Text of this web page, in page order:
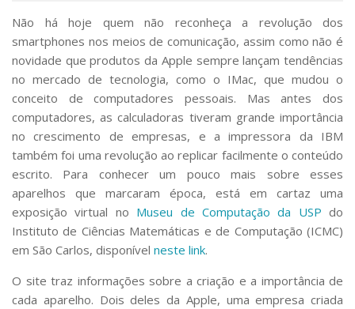
RH, Administrativo e Financeiro
Outros serviços
Comunicação
Assessorias e Mídias
Aplicativos e Sites
Jornal da USP
Agenda de Eventos
Defesa de Teses
Não há hoje quem não reconheça a revolução dos
smartphones nos meios de comunicação, assim como não é
novidade que produtos da Apple sempre lançam tendências
no mercado de tecnologia, como o IMac, que mudou o
conceito de computadores pessoais. Mas antes dos
computadores, as calculadoras tiveram grande importância
no crescimento de empresas, e a impressora da IBM
também foi uma revolução ao replicar facilmente o conteúdo
escrito. Para conhecer um pouco mais sobre esses
aparelhos que marcaram época, está em cartaz uma
exposição virtual no Museu de Computação da USP do
Instituto de Ciências Matemáticas e de Computação (ICMC)
em São Carlos, disponível neste link.
O site traz informações sobre a criação e a importância de
cada aparelho. Dois deles da Apple, uma empresa criada